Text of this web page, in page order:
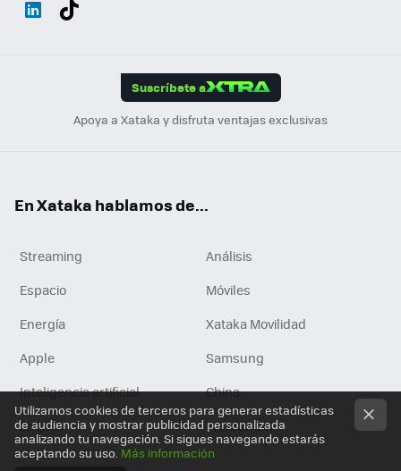
Suscríbete a
Apoya a Xataka y disfruta ventajas exclusivas
En Xataka hablamos de...
Streaming
Análisis
Espacio
Móviles
Energía
Xataka Movilidad
Apple
Samsung
Inteligencia artificial
China
Empleo
Windows 11
Utilizamos cookies de terceros para generar estadísticas
de audiencia y mostrar publicidad personalizada
analizando tu navegación. Si sigues navegando estarás
aceptando su uso. Más información